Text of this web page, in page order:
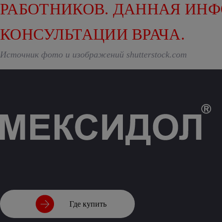
РАБОТНИКОВ. ДАННАЯ
КОНСУЛЬТАЦИИ ВРАЧА.
Источник фото и изображений shutterstock.com
Где купить